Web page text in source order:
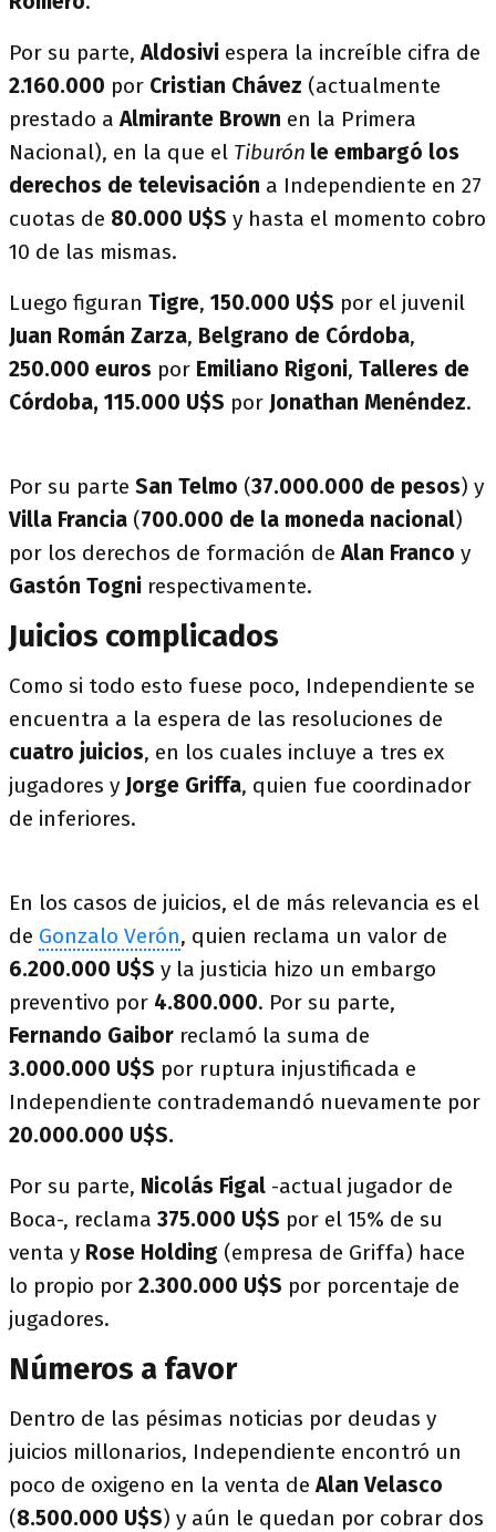
Por su parte,Aldosivi espera la increíble cifra de
2.160.000 por Cristian Chávez (actualmente
prestado aAlmirante Brown en la Primera
Nacional), en la que el Tiburón le embargó los
derechos de televisación a Independiente en 27
cuotas de 80.000 U$S y hasta el momento cobro
10 de las mismas.
Luego figuran Tigre, 150.000 U$S por el juvenil
Juan Román Zarza, Belgrano de Córdoba,
250.000 euros por Emiliano Rigoni, Talleres de
Córdoba, 115.000 U$S por Jonathan Menéndez.
Por su parte San Telmo (37.000.000 de pesos) y
Villa Francia (700.000 de la moneda nacional)
por los derechos de formación deAlan Franco y
Gastón Togni respectivamente.
Juicios complicados
Como si todo esto fuese poco, Independiente se
encuentra a la espera de las resoluciones de
cuatro juicios, en los cuales incluye a tres ex
jugadores y Jorge Griffa, quien fue coordinador
de inferiores.
En los casos de juicios, el de más relevancia es el
de Gonzalo Verón, quien reclama un valor de
6.200.000 U$S y la justicia hizo un embargo
preventivo por 4.800.000. Por su parte,
Fernando Gaibor reclamó la suma de
3.000.000 U$S por ruptura injustificada e
Independiente contrademandó nuevamente por
20.000.000 U$S.
Por su parte, Nicolás Figal -actual jugador de
Boca-, reclama 375.000 U$S por el 15% de su
venta y Rose Holding (empresa de Griffa) hace
lo propio por 2.300.000 U$S por porcentaje de
jugadores.
Números a favor
Dentro de las pésimas noticias por deudas y
juicios millonarios, Independiente encontró un
poco de oxigeno en la venta deAlan Velasco
(8.500.000 U$S) y aún le quedan por cobrar dos